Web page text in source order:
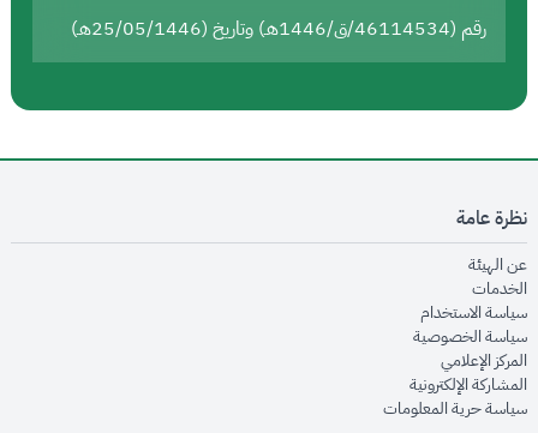
رقم (46114534/ق/1446هـ) وتاريخ (25/05/1446هـ)
نظرة عامة
عن الهيئةopens in new window
الخدماتopens in new window
سياسة الاستخدام
سياسة الخصوصيةopens in new window
المركز الإعلاميopens in new window
المشاركة الإلكترونيةopens in new window
سياسة حرية المعلوماتopens in new window